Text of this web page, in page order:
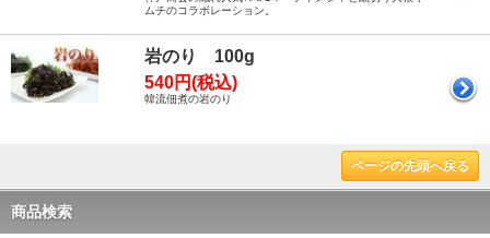
ムチのコラボレーション。
岩のり 100g
540円(税込)
韓流佃煮の岩のり
ページの先頭へ戻る
商品検索